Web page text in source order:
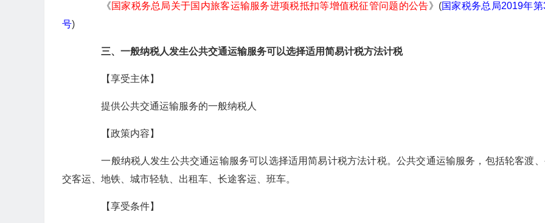
《国家税务总局关于国内旅客运输服务进项税抵扣等增值税征管问题的公告》(国家税务总局2019年第
号)
三、一般纳税人发生公共交通运输服务可以选择适用简易计税方法计税
【享受主体】
提供公共交通运输服务的一般纳税人
【政策内容】
一般纳税人发生公共交通运输服务可以选择适用简易计税方法计税。公共交通运输服务，包括轮客渡
交客运、地铁、城市轻轨、出租车、长途客运、班车。
【享受条件】